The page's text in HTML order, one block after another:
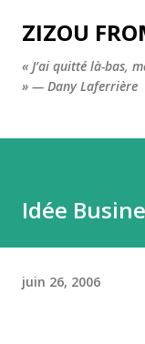
ZIZOU
« J’ai quitté là-bas,
» — Dany Laferrière
Idée
juin 26, 2006